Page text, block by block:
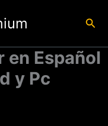
en Español
y Pc